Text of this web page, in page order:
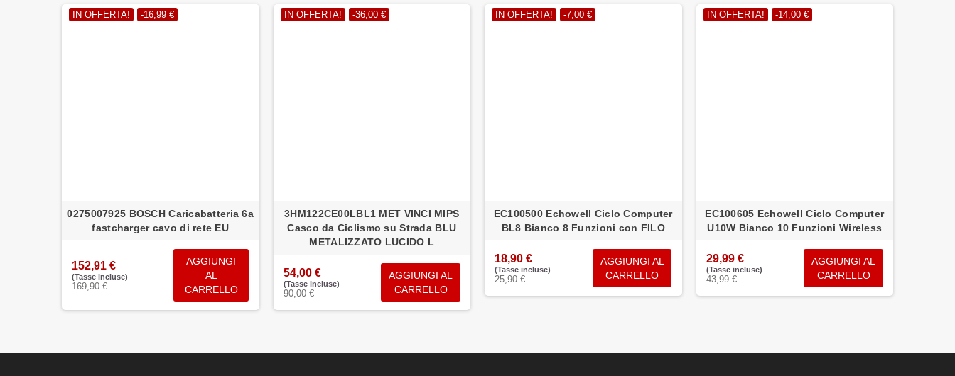
IN OFFERTA! -16,99 €
0275007925 BOSCH Caricabatteria 6a
fastcharger cavo di rete EU
152,91 €
(Tasse incluse)
169,90 €
AGGIUNGI
AL
CARRELLO
IN OFFERTA! -36,00 €
3HM122CE00LBL1 MET VINCI MIPS
Casco da Ciclismo su Strada BLU
METALIZZATO LUCIDO L
54,00 €
(Tasse incluse)
90,00 €
AGGIUNGI AL
CARRELLO
IN OFFERTA! -7,00 €
EC100500 Echowell Ciclo Computer
BL8 Bianco 8 Funzioni con FILO
18,90 €
(Tasse incluse)
25,90 €
AGGIUNGI AL
CARRELLO
IN OFFERTA! -14,00 €
EC100605 Echowell Ciclo Computer
U10W Bianco 10 Funzioni Wireless
29,99 €
(Tasse incluse)
43,99 €
AGGIUNGI AL
CARRELLO